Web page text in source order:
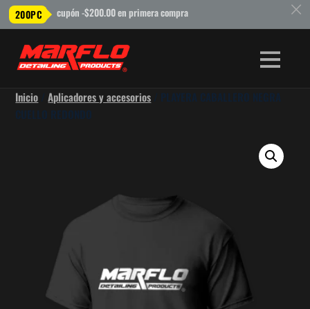
200PC cupón -$200.00 en primera compra c
Inicio /Aplicadores y accesorios